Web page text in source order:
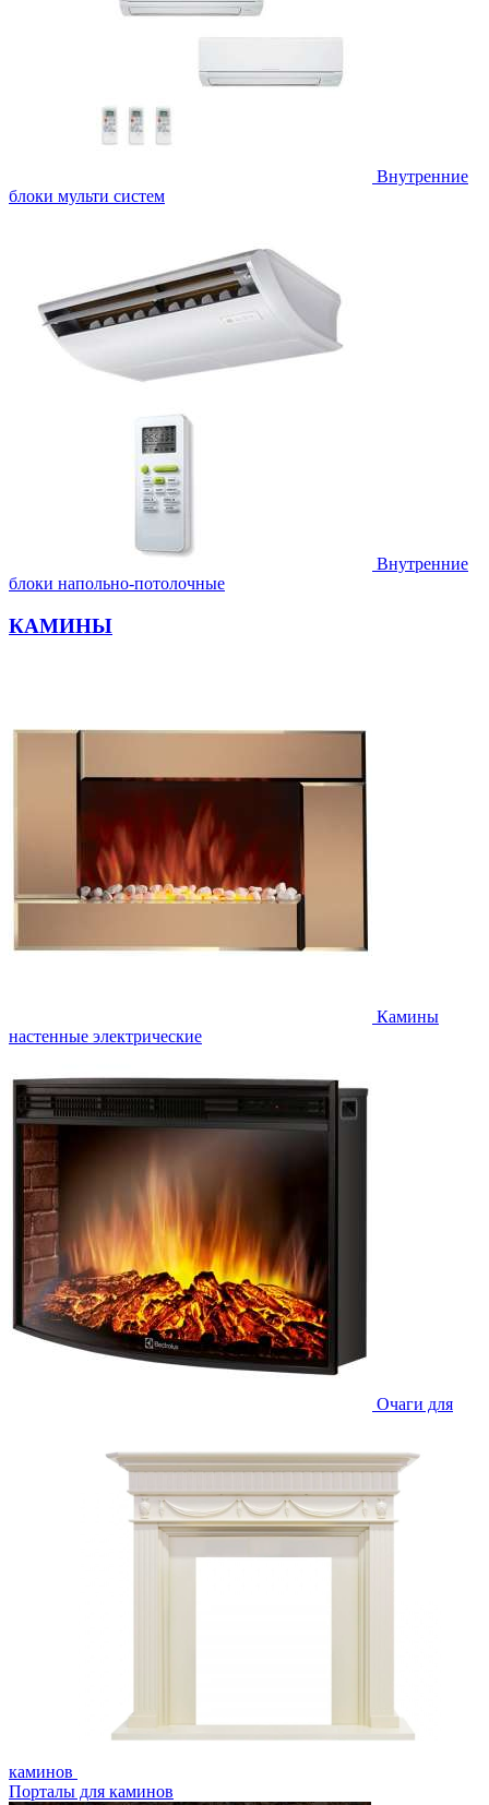
Внутренние
блоки мульти систем
Внутренние
блоки напольно-потолочные
КАМИНЫ
Камины
настенные электрические
Очаги для
каминов
Порталы для каминов